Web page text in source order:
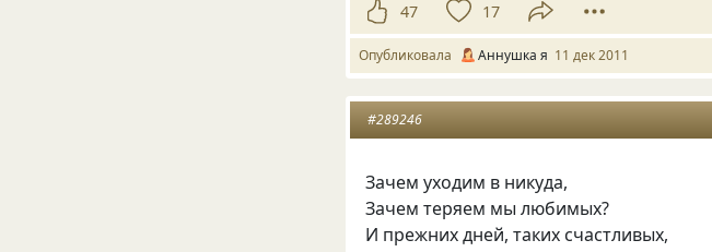
47 17
Опубликовала Аннушка я 11 дек 2011
#289246
Зачем уходим в никуда,
Зачем теряем мы любимых?
И прежних дней, таких счастливых,